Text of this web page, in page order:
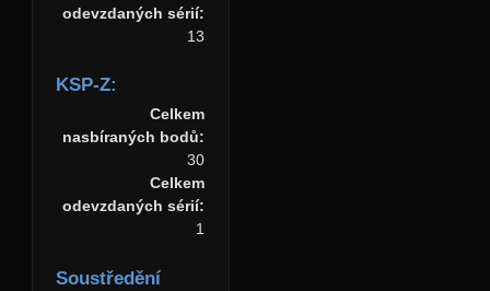
odevzdaných sérií:
13
KSP-Z:
Celkem
nasbíraných bodů:
30
Celkem
odevzdaných sérií:
1
Soustředění